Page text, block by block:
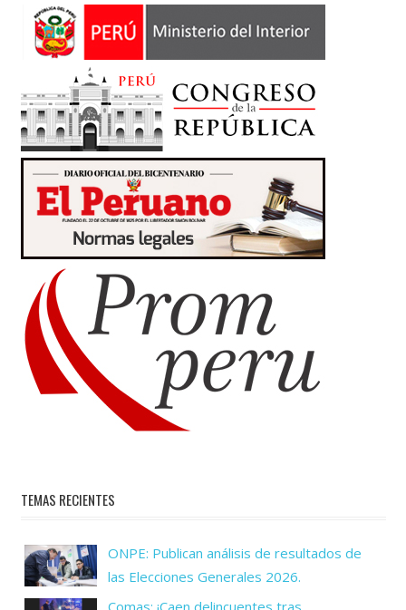
TEMAS RECIENTES
ONPE: Publican análisis de resultados de
las Elecciones Generales 2026.
Comas: ¡Caen delincuentes tras